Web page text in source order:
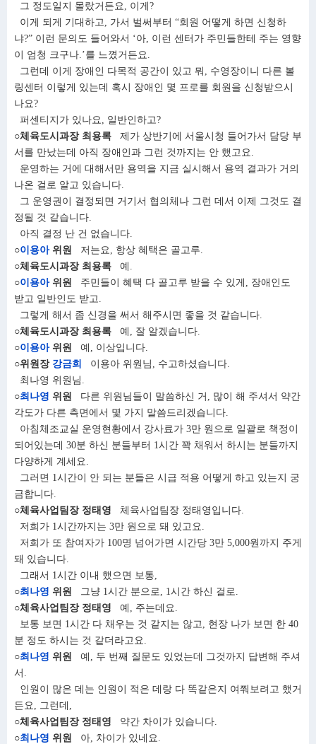
그 정도일지 몰랐거든요, 이게?
이게 되게 기대하고, 가서 벌써부터 “회원 어떻게 하면 신청하
냐?” 이런 문의도 들어와서 ‘아, 이런 센터가 주민들한테 주는 영향
이 엄청 크구나.’를 느꼈거든요.
그런데 이게 장애인 다목적 공간이 있고 뭐, 수영장이니 다른 볼
링센터 이렇게 있는데 혹시 장애인 몇 프로를 회원을 신청받으시
나요?
퍼센티지가 있나요, 일반인하고?
○체육도시과장 최용록 제가 상반기에 서울시청 들어가서 담당 부
서를 만났는데 아직 장애인과 그런 것까지는 안 했고요.
운영하는 거에 대해서만 용역을 지금 실시해서 용역 결과가 거의
나온 걸로 알고 있습니다.
그 운영권이 결정되면 거기서 협의체나 그런 데서 이제 그것도 결
정될 것 같습니다.
아직 결정 난 건 없습니다.
○이용아위원
저는요, 항상 혜택은 골고루.
○체육도시과장 최용록 예.
○이용아위원
주민들이 혜택 다 골고루 받을 수 있게, 장애인도
받고 일반인도 받고.
그렇게 해서 좀 신경을 써서 해주시면 좋을 것 같습니다.
○체육도시과장 최용록 예, 잘 알겠습니다.
○이용아위원
예, 이상입니다.
○위원장 강금희
이용아 위원님, 수고하셨습니다.
최나영 위원님.
○최나영 위원
다른 위원님들이 말씀하신 거, 많이 해 주셔서 약간
각도가 다른 측면에서 몇 가지 말씀드리겠습니다.
아침체조교실 운영현황에서 강사료가 3만 원으로 일괄로 책정이
되어있는데 30분 하신 분들부터 1시간 꽉 채워서 하시는 분들까지
다양하게 계세요.
그러면 1시간이 안 되는 분들은 시급 적용 어떻게 하고 있는지 궁
금합니다.
○체육사업팀장 정태영 체육사업팀장 정태영입니다.
저희가 1시간까지는 3만 원으로 돼 있고요.
저희가 또 참여자가 100명 넘어가면 시간당 3만 5,000원까지 주게
돼 있습니다.
그래서 1시간 이내 했으면 보통,
○최나영 위원
그냥 1시간 분으로, 1시간 하신 걸로.
○체육사업팀장 정태영 예, 주는데요.
보통 보면 1시간 다 채우는 것 같지는 않고, 현장 나가 보면 한 40
분 정도 하시는 것 같더라고요.
○최나영 위원
예, 두 번째 질문도 있었는데 그것까지 답변해 주셔
서.
인원이 많은 데는 인원이 적은 데랑 다 똑같은지 여쭤보려고 했거
든요, 그런데,
○체육사업팀장 정태영 약간 차이가 있습니다.
○최나영 위원
아, 차이가 있네요.